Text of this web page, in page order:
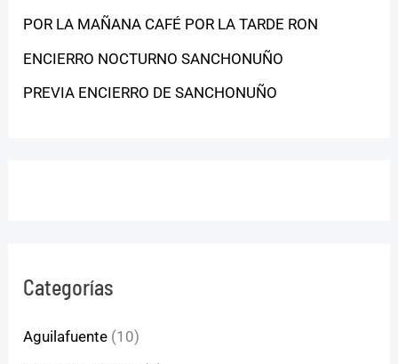
POR LA MAÑANA CAFÉ POR LA TARDE RON
ENCIERRO NOCTURNO SANCHONUÑO
PREVIA ENCIERRO DE SANCHONUÑO
Categorías
Aguilafuente (10)